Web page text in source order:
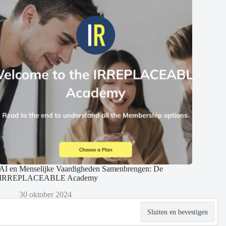
en Menselijke Vaardigheden Samenbrengen: De
Academy
30 oktober 2024